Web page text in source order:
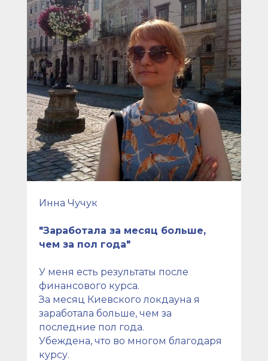
Инна Чучук
"Заработала за месяц больше,
чем за пол года"
У меня есть результаты после
финансового курса.
За месяц Киевского локдауна я
заработала больше, чем за
последние пол года.
Убеждена, что во многом благодаря
курсу.